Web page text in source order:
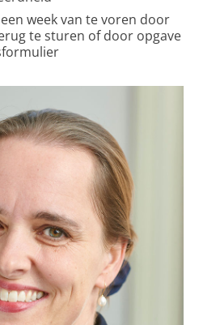
week van te voren door
te sturen of door opgave